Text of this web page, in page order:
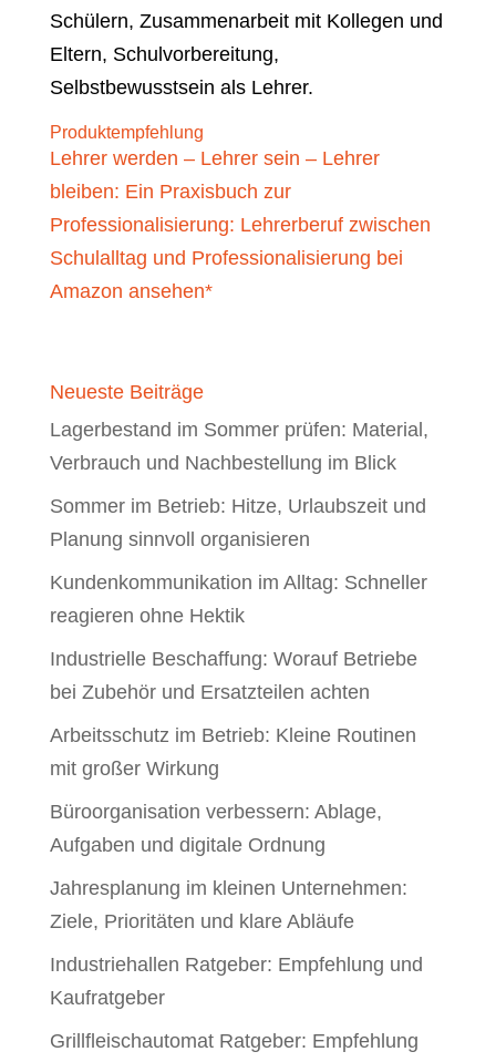
Schülern, Zusammenarbeit mit Kollegen und
Eltern, Schulvorbereitung,
Selbstbewusstsein als Lehrer.
Produktempfehlung
Lehrer werden – Lehrer sein – Lehrer
bleiben: Ein Praxisbuch zur
Professionalisierung: Lehrerberuf zwischen
Schulalltag und Professionalisierung bei
Amazon ansehen*
Neueste Beiträge
Lagerbestand im Sommer prüfen: Material,
Verbrauch und Nachbestellung im Blick
Sommer im Betrieb: Hitze, Urlaubszeit und
Planung sinnvoll organisieren
Kundenkommunikation im Alltag: Schneller
reagieren ohne Hektik
Industrielle Beschaffung: Worauf Betriebe
bei Zubehör und Ersatzteilen achten
Arbeitsschutz im Betrieb: Kleine Routinen
mit großer Wirkung
Büroorganisation verbessern: Ablage,
Aufgaben und digitale Ordnung
Jahresplanung im kleinen Unternehmen:
Ziele, Prioritäten und klare Abläufe
Industriehallen Ratgeber: Empfehlung und
Kaufratgeber
Grillfleischautomat Ratgeber: Empfehlung